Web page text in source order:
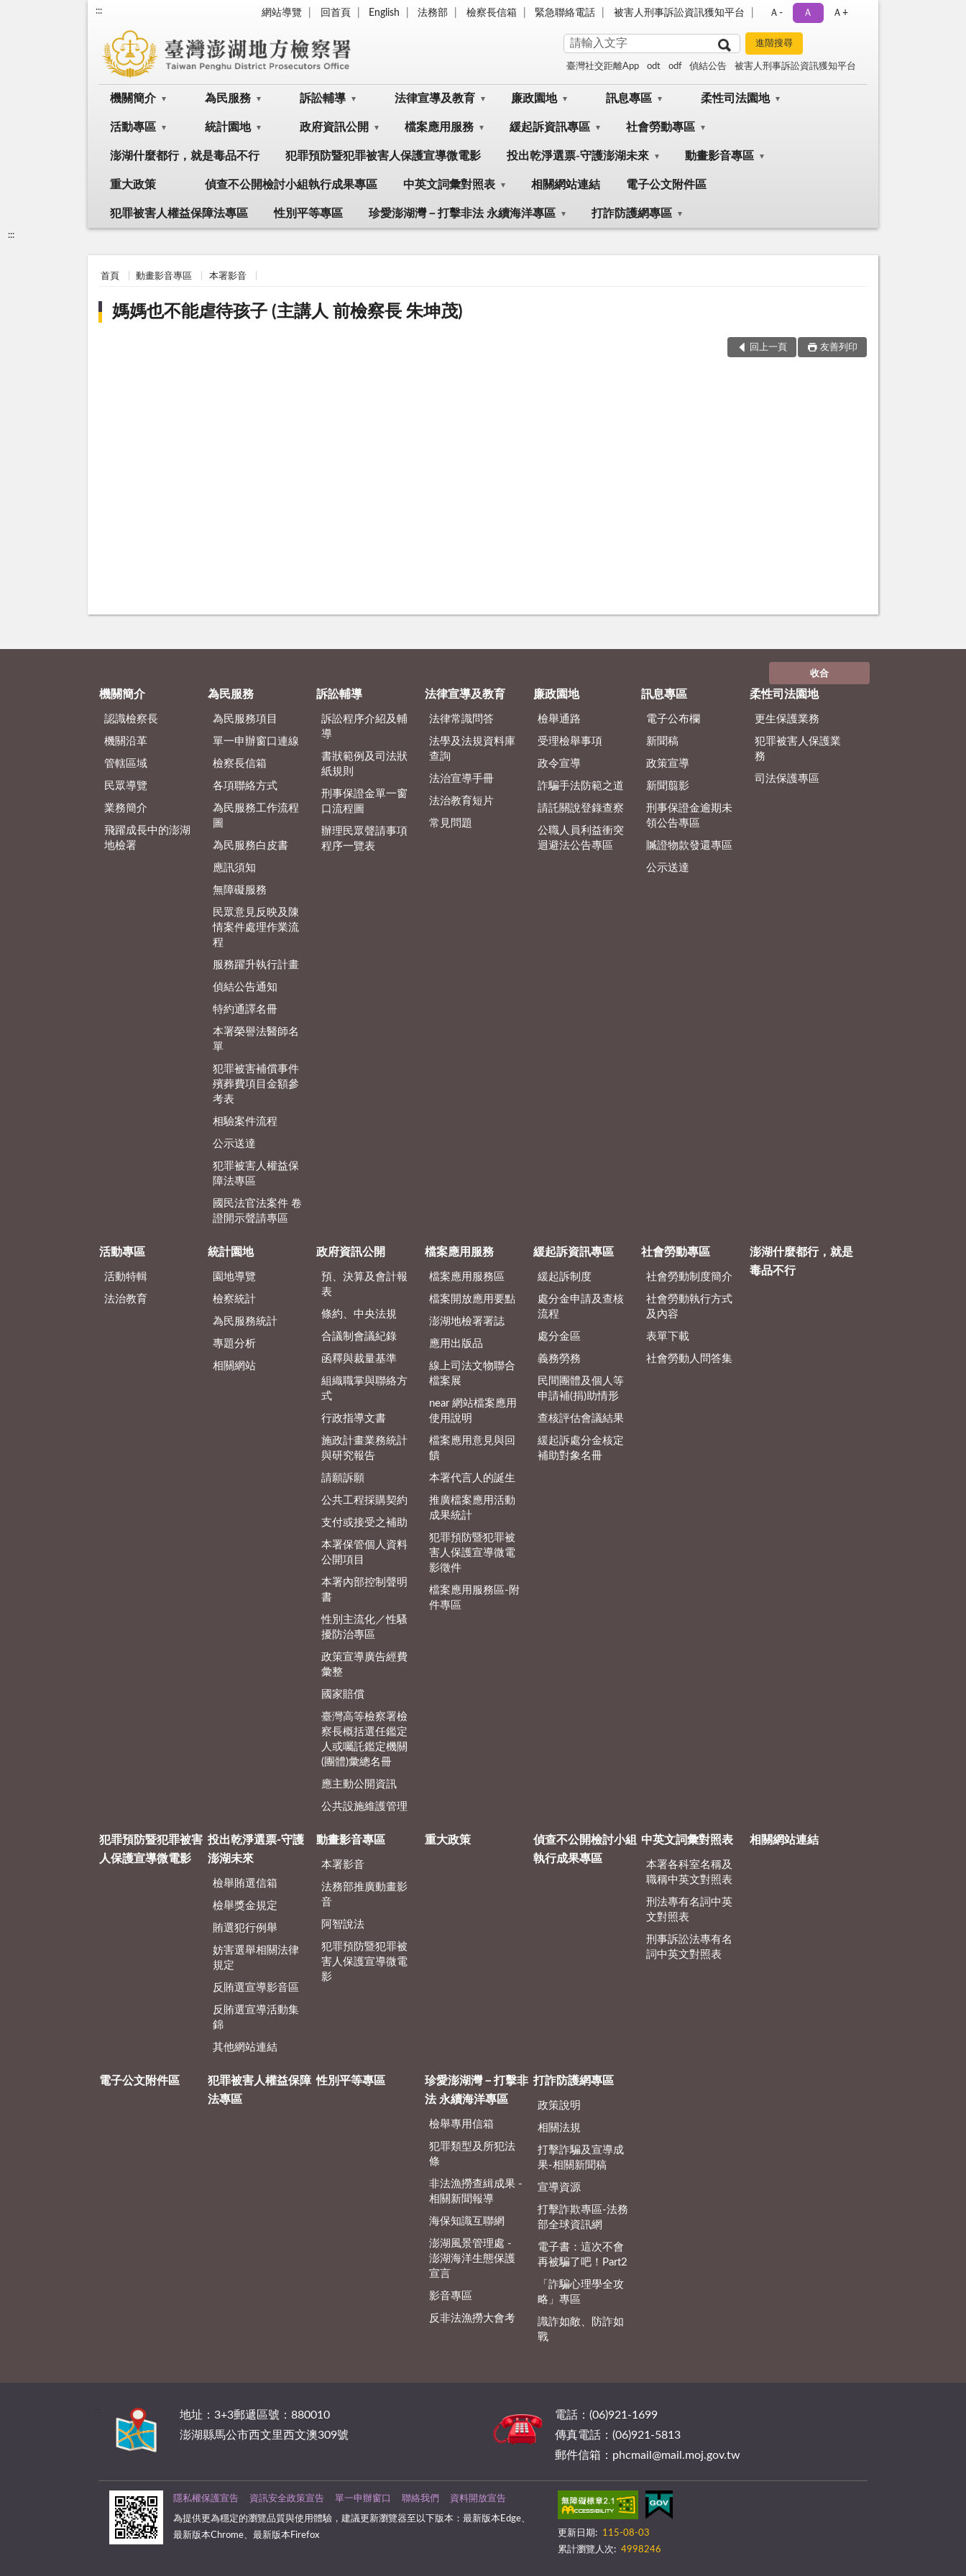
::: 網站導覽 回首頁 English 法務部 檢察長信箱 緊急聯絡電話 被害人刑事訴訟資訊獲知平台 Ａ- Ａ Ａ+
臺灣社交距離App odt odf 偵結公告 被害人刑事訴訟資訊獲知平台
機關簡介 為民服務 訴訟輔導 法律宣導及教育 廉政園地 訊息專區 柔性司法園地
活動專區 統計園地 政府資訊公開 檔案應用服務 緩起訴資訊專區 社會勞動專區
澎湖什麼都行，就是毒品不行 犯罪預防暨犯罪被害人保護宣導微電影 投出乾淨選票-守護澎湖未來 動畫影音專區
重大政策 偵查不公開檢討小組執行成果專區 中英文詞彙對照表 相關網站連結 電子公文附件區
犯罪被害人權益保障法專區 性別平等專區 珍愛澎湖灣－打擊非法 永續海洋專區 打詐防護網專區
:::
首頁 動畫影音專區 本署影音
媽媽也不能虐待孩子 (主講人 前檢察長 朱坤茂)
回上一頁 友善列印
收合
機關簡介
認識檢察長
機關沿革
管轄區域
民眾導覽
業務簡介
飛躍成長中的澎湖
地檢署
為民服務
為民服務項目
單一申辦窗口連線
檢察長信箱
各項聯絡方式
為民服務工作流程
圖
為民服務白皮書
應訊須知
無障礙服務
民眾意見反映及陳
情案件處理作業流
程
服務躍升執行計畫
偵結公告通知
特約通譯名冊
本署榮譽法醫師名
單
犯罪被害補償事件
殯葬費項目金額參
考表
相驗案件流程
公示送達
犯罪被害人權益保
障法專區
國民法官法案件 卷
證開示聲請專區
訴訟輔導
訴訟程序介紹及輔
導
書狀範例及司法狀
紙規則
刑事保證金單一窗
口流程圖
辦理民眾聲請事項
程序一覽表
法律宣導及教育
法律常識問答
法學及法規資料庫
查詢
法治宣導手冊
法治教育短片
常見問題
廉政園地
檢舉通路
受理檢舉事項
政令宣導
詐騙手法防範之道
請託關說登錄查察
公職人員利益衝突
迴避法公告專區
訊息專區
電子公布欄
新聞稿
政策宣導
新聞翦影
刑事保證金逾期未
領公告專區
贓證物款發還專區
公示送達
柔性司法園地
更生保護業務
犯罪被害人保護業
務
司法保護專區
活動專區
活動特輯
法治教育
統計園地
園地導覽
檢察統計
為民服務統計
專題分析
相關網站
政府資訊公開
預、決算及會計報
表
條約、中央法規
合議制會議紀錄
函釋與裁量基準
組織職掌與聯絡方
式
行政指導文書
施政計畫業務統計
與研究報告
請願訴願
公共工程採購契約
支付或接受之補助
本署保管個人資料
公開項目
本署內部控制聲明
書
性別主流化／性騷
擾防治專區
政策宣導廣告經費
彙整
國家賠償
臺灣高等檢察署檢
察長概括選任鑑定
人或囑託鑑定機關
(團體)彙總名冊
應主動公開資訊
公共設施維護管理
檔案應用服務
檔案應用服務區
檔案開放應用要點
澎湖地檢署署誌
應用出版品
線上司法文物聯合
檔案展
near 網站檔案應用
使用說明
檔案應用意見與回
饋
本署代言人的誕生
推廣檔案應用活動
成果統計
犯罪預防暨犯罪被
害人保護宣導微電
影徵件
檔案應用服務區-附
件專區
緩起訴資訊專區
緩起訴制度
處分金申請及查核
流程
處分金區
義務勞務
民間團體及個人等
申請補(捐)助情形
查核評估會議結果
緩起訴處分金核定
補助對象名冊
社會勞動專區
社會勞動制度簡介
社會勞動執行方式
及內容
表單下載
社會勞動人問答集
澎湖什麼都行，就是
毒品不行
犯罪預防暨犯罪被害
人保護宣導微電影
投出乾淨選票-守護
澎湖未來
檢舉賄選信箱
檢舉獎金規定
賄選犯行例舉
妨害選舉相關法律
規定
反賄選宣導影音區
反賄選宣導活動集
錦
其他網站連結
動畫影音專區
本署影音
法務部推廣動畫影
音
阿智說法
犯罪預防暨犯罪被
害人保護宣導微電
影
重大政策
偵查不公開檢討小組
執行成果專區
中英文詞彙對照表
本署各科室名稱及
職稱中英文對照表
刑法專有名詞中英
文對照表
刑事訴訟法專有名
詞中英文對照表
相關網站連結
電子公文附件區
犯罪被害人權益保障
法專區
性別平等專區
珍愛澎湖灣－打擊非
法 永續海洋專區
檢舉專用信箱
犯罪類型及所犯法
條
非法漁撈查緝成果 -
相關新聞報導
海保知識互聯網
澎湖風景管理處 -
澎湖海洋生態保護
宣言
影音專區
反非法漁撈大會考
打詐防護網專區
政策說明
相關法規
打擊詐騙及宣導成
果-相關新聞稿
宣導資源
打擊詐欺專區-法務
部全球資訊網
電子書：這次不會
再被騙了吧！Part2
「詐騙心理學全攻
略」專區
識詐如敵、防詐如
戰
地址：3+3郵遞區號：880010
澎湖縣馬公市西文里西文澳309號
電話：(06)921-1699
傳真電話：(06)921-5813
郵件信箱：phcmail@mail.moj.gov.tw
隱私權保護宣告 資訊安全政策宣告 單一申辦窗口 聯絡我們 資料開放宣告
為提供更為穩定的瀏覽品質與使用體驗，建議更新瀏覽器至以下版本：最新版本Edge、
最新版本Chrome、最新版本Firefox
更新日期:
115-08-03
累計瀏覽人次: 4998246